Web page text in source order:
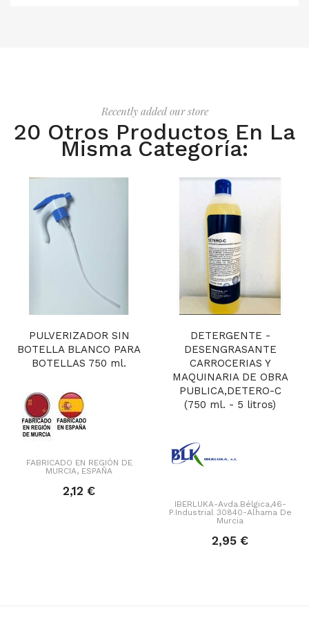
Recently added our store
20 Otros Productos En La
Misma Categoría:
PULVERIZADOR SIN
BOTELLA BLANCO PARA
BOTELLAS 750 ml.
FABRICADO EN REGIÓN DE
MURCIA, ESPAÑA
2,12 €
DETERGENTE -
DESENGRASANTE
CARROCERIAS Y
MAQUINARIA DE OBRA
PUBLICA,DETERO-C
(750 ml. - 5 litros)
IBERLUKA-Avda.Bélgica,46-
P.Industrial 30840-Alhama De
Murcia
2,95 €